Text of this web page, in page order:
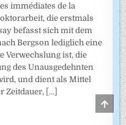
immédiates de la
die erstmals
befasst sich mit dem
Bergson lediglich eine
Verwechslung ist, die
des Unausgedehnten
und dient als Mittel
Zeitdauer, [...]
TO
TOP